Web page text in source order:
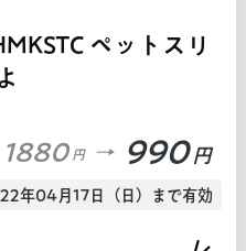
ペットスリ
1880 円 990 円
年04月17日（日）まで有効